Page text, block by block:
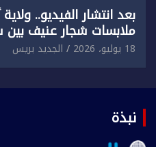
بعد انتشار الفيديو..
ملابسات شجار عنيف
18 يوليو، 2026 الجديد بريس
نبذة